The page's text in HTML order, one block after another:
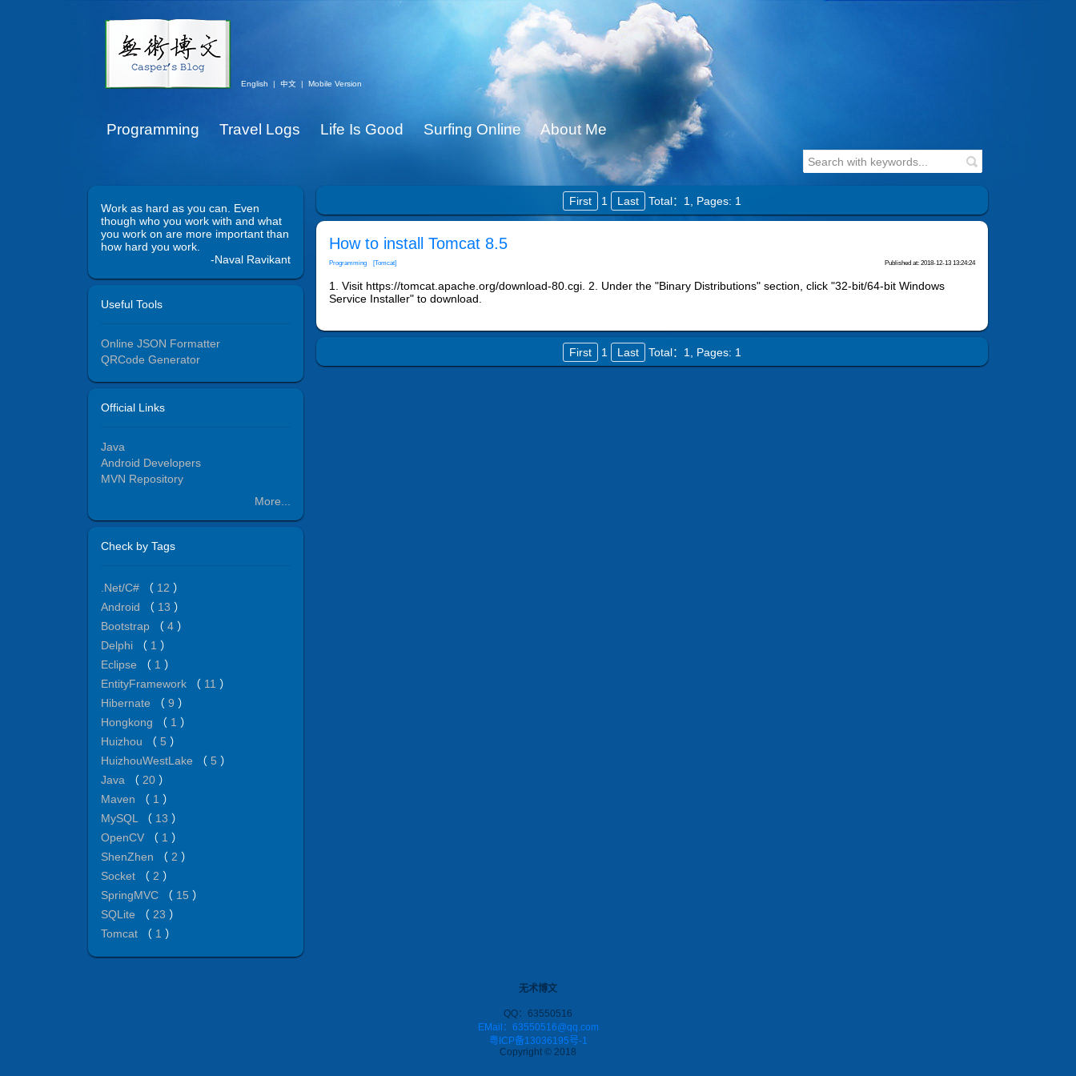
English | 中文 | Mobile Version
Programming Travel Logs Life Is Good Surfing Online About Me
Work as hard as you can. Even
though who you work with and what
you work on are more important than
how hard you work.
-Naval Ravikant
Useful Tools
Online JSON Formatter
QRCode Generator
Official Links
Java
Android Developers
MVN Repository
More...
Check by Tags
.Net/C# （ 12 ）
Android
（ 13 ）
Bootstrap
（ 4 ）
Delphi
（ 1 ）
Eclipse
（ 1 ）
EntityFramework
（ 11 ）
Hibernate
（ 9 ）
Hongkong
（ 1 ）
Huizhou
（ 5 ）
HuizhouWestLake
（ 5 ）
Java
（ 20 ）
Maven
（ 1 ）
MySQL
（ 13 ）
OpenCV
（ 1 ）
ShenZhen
（ 2 ）
Socket
（ 2 ）
SpringMVC
（ 15 ）
SQLite
（ 23 ）
Tomcat
（ 1 ）
First 1 Last Total：1, Pages: 1
How to install Tomcat 8.5
Programming [Tomcat] Published at: 2018-12-13 13:24:24
1. Visit https://tomcat.apache.org/download-80.cgi. 2. Under the "Binary Distributions" section, click "32-bit/64-bit Windows
Service Installer" to download.
First 1 Last Total：1, Pages: 1
无术博文
QQ：63550516
EMail：63550516@qq.com
粤ICP备13036195号-1
Copyright © 2018